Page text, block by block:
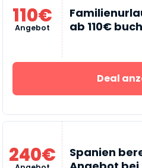
110€
Angebot
ab 110€
Deal
240€
Spanien